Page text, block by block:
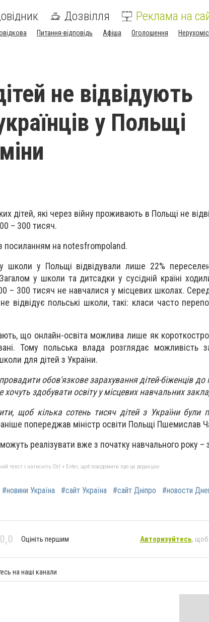
Дозвілля Реклама на
Питання-відповідь Афіша Оголошення
не відвідують
у Польщі
дітей, які через війну проживають в Польщі не
– 300 тисяч.
посиланням на notesfrompoland.
школи у Польщі відвідували лише 22%
у школи та дитсадки у сусідній країні
– 300 тисяч не навчалися у місцевих школах.
не відвідує польські школи, такі: класи часто
що онлайн-освіта можлива лише як
Тому польська влада розглядає можливість
для дітей з України.
обов'язкове зарахування дітей-біженців до
хочуть здобувати освіту у місцевих навчальних
щоб кілька сотень тисяч дітей з України були
попереджав міністр освіти Польщі Пшемислав
реалізувати вже з початку навчального року –
текст і натисніть Ctrl + Enter, щоб повідомити про це редакцію
#новини Україна #сайт Україна #сайт Дніпро
#новости
0,0 Оцініть першим Авторизуйтесь, щоб
на наші канали